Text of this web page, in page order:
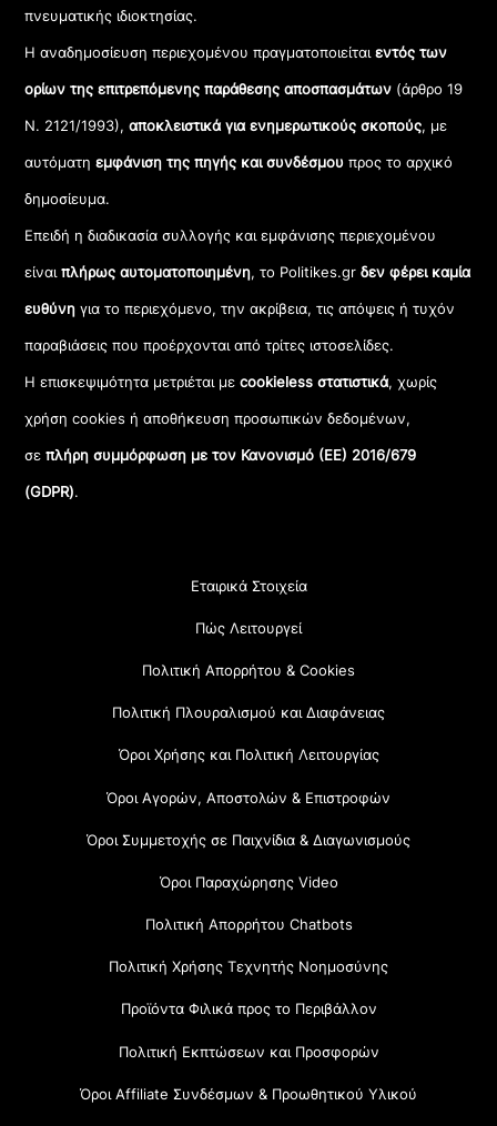
πνευματικής ιδιοκτησίας.
Η αναδημοσίευση περιεχομένου πραγματοποιείταιεντός των
ορίων της επιτρεπόμενης παράθεσης αποσπασμάτων (άρθρο 19
Ν. 2121/1993), αποκλειστικά για ενημερωτικούς σκοπούς, με
αυτόματηεμφάνιση της πηγής και συνδέσμου προς το αρχικό
δημοσίευμα.
Επειδή η διαδικασία συλλογής και εμφάνισης περιεχομένου
είναιπλήρως αυτοματοποιημένη, το Politikes.grδεν φέρει καμία
ευθύνη για το περιεχόμενο, την ακρίβεια, τις απόψεις ή τυχόν
παραβιάσεις που προέρχονται από τρίτες ιστοσελίδες.
Η επισκεψιμότητα μετριέται μεcookieless στατιστικά, χωρίς
χρήση cookies ή αποθήκευση προσωπικών δεδομένων,
σεπλήρη συμμόρφωση με τον Κανονισμό (ΕΕ) 2016/679
(GDPR).
Εταιρικά Στοιχεία
Πώς Λειτουργεί
Πολιτική Απορρήτου & Cookies
Πολιτική Πλουραλισμού και Διαφάνειας
Όροι Χρήσης και Πολιτική Λειτουργίας
Όροι Αγορών, Αποστολών & Επιστροφών
Όροι Συμμετοχής σε Παιχνίδια & Διαγωνισμούς
Όροι Παραχώρησης Video
Πολιτική Απορρήτου Chatbots
Πολιτική Χρήσης Τεχνητής Νοημοσύνης
Προϊόντα Φιλικά προς το Περιβάλλον
Πολιτική Εκπτώσεων και Προσφορών
Όροι Affiliate Συνδέσμων & Προωθητικού Υλικού